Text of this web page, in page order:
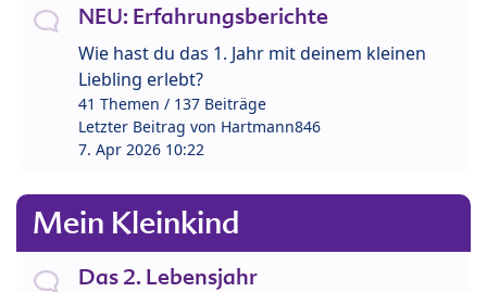
NEU: Erfahrungsberichte
Wie hast du das 1. Jahr mit deinem kleinen
Liebling erlebt?
41 Themen / 137 Beiträge
Letzter Beitrag von Hartmann846
7. Apr 2026 10:22
Mein Kleinkind
Das 2. Lebensjahr